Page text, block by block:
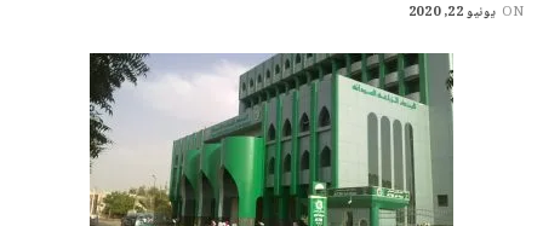
ON يونيو 22, 2020